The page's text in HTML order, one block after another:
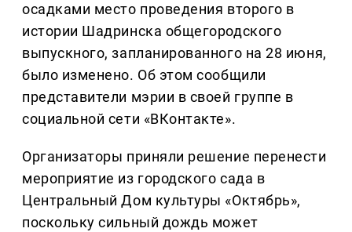
осадками место проведения второго в
истории Шадринска общегородского
выпускного, запланированного на 28 июня,
было изменено. Об этом сообщили
представители мэрии в своей группе в
социальной сети «ВКонтакте».
Организаторы приняли решение перенести
мероприятие из городского сада в
Центральный Дом культуры «Октябрь»,
поскольку сильный дождь может